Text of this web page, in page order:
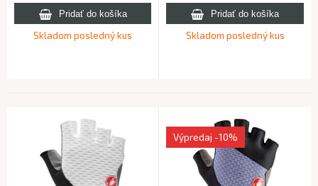
Skladom posledný kus Skladom posledný kus
Výpredaj -10%